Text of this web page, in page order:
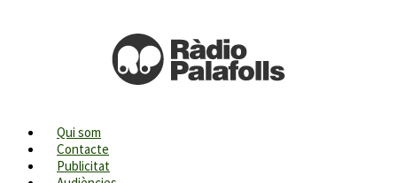
Qui som
Contacte
Publicitat